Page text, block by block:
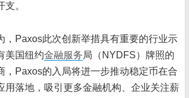
。
，Paxos此次创新举措具有重要的行业示
美国纽约金融服务局（NYDFS）牌照的
，Paxos的入局将进一步推动稳定币在合
用落地，吸引更多金融机构、企业关注薪